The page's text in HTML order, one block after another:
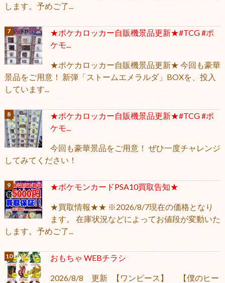
します。予めご了...
★ポケカロッカー自販機景品更新★#TCG #ポ
ケモ...
★ポケカロッカー自販機景品更新★ 今回も豪華
景品をご用意！ 新弾「ストームエメラルダ」BOXを、投入
しています...
★ポケカロッカー自販機景品更新★#TCG #ポ
ケモ...
今回も豪華景品をご用意！ ぜひ一度チャレンジ
してみてください！
★ポケモンカードPSA10買取告知★
★買取情報★★ ※2026/8/7現在の価格となり
ます。 在庫状況などによってお値段が変動いた
します。予めご了...
おもちゃ WEBチラシ
2026/8/8 更新 【ワンピース】 【僕のヒー